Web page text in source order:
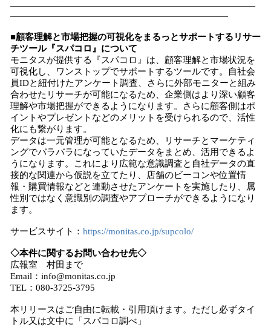
―――――――――――――――――――――――――――
――――――――――――――――――――――――
■顧客理解と市場把握の可視化をまるっとサポートするリサー
チツール『スパコロ』について
モニタスが提供する『スパコロ』は、顧客理解と市場状況を
可視化し、ワンストップでサポートするツールです。自社会
員IDと紐付けたアンケート調査、さらに外部モニターと組み
合わせたリサーチが可能になるため、企業側はより深い顧客
理解や市場把握ができるようになります。さらに顧客側はポ
イントやプレゼントなどのメリットを受けられるので、活性
化にも繋がります。
データは一元管理が可能となるため、リサーチとマーケティ
ングでバラバラになっていたデータをまとめ、活用できるよ
うになります。これにより広範な意識調査と自社データの直
接的な関連から仮説を立てたり、店舗のビーコンや位置情
報・購買情報などと連動させたアンケートを実施したり、属
性別ではなく意識別の調査やアプローチができるようになり
ます。
サービスサイト： https://monitas.co.jp/supcolo/
◇本件に関するお問い合わせ先◇
広報室 村田まで
Email：info@monitas.co.jp
TEL：080-3725-3795
本リリースはご自由に転載・引用頂けます。ただし必ずタイ
トル又は文中に「スパコロ調べ」